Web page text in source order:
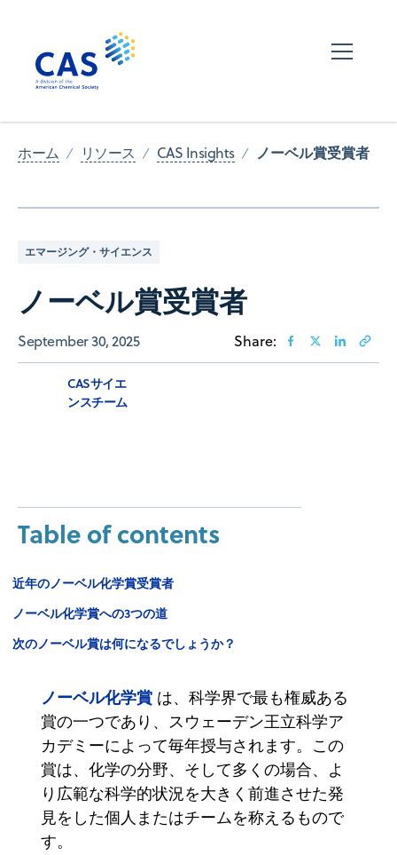
ホーム リソース CAS Insights ノーベル賞受賞者
エマージング・サイエンス
ノーベル賞受賞者
September 30, 2025 Share:
CASサイエ
ンスチーム
Table of contents
近年のノーベル化学賞受賞者
ノーベル化学賞への3つの道
次のノーベル賞は何になるでしょうか？
ノーベル化学賞 は、科学界で最も権威ある
賞の一つであり、スウェーデン王立科学ア
カデミーによって毎年授与されます。この
賞は、化学の分野、そして多くの場合、よ
り広範な科学的状況を大きく前進させた発
見をした個人またはチームを称えるもので
す。